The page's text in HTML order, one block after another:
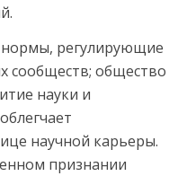
регулирующие
сообществ; общество
науки и
научной карьеры.
признании